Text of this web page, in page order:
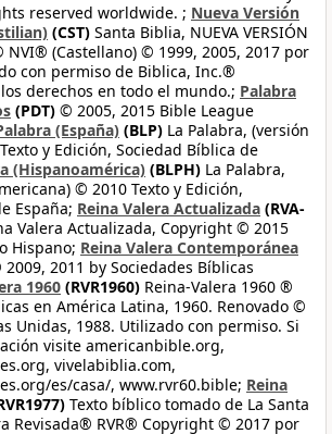
reserved worldwide. ; Nueva Versión
(CST) Santa Biblia, NUEVA VERSIÓN
NVI® (Castellano) © 1999, 2005, 2017 por
con permiso de Biblica, Inc.®
derechos en todo el mundo.; Palabra
(PDT) © 2005, 2015 Bible League
(España) (BLP) La Palabra, (versión
y Edición, Sociedad Bíblica de
(Hispanoamérica) (BLPH) La Palabra,
© 2010 Texto y Edición,
España; Reina Valera Actualizada (RVA-
Valera Actualizada, Copyright © 2015
Hispano; Reina Valera Contemporánea
2011 by Sociedades Bíblicas
1960 (RVR1960) Reina-Valera 1960 ®
en América Latina, 1960. Renovado ©
Unidas, 1988. Utilizado con permiso. Si
visite americanbible.org,
vivelabiblia.com,
es/casa/, www.rvr60.bible; Reina
Texto bíblico tomado de La Santa
Revisada® RVR® Copyright © 2017 por